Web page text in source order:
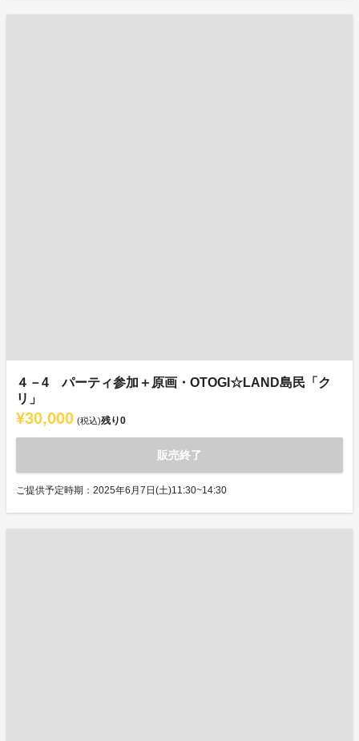
４－4 パーティ参加＋原画・OTOGI☆LAND島民「ク
リ」
¥30,000 (税込)残り0
販売終了
ご提供予定時期：2025年6月7日(土)11:30~14:30